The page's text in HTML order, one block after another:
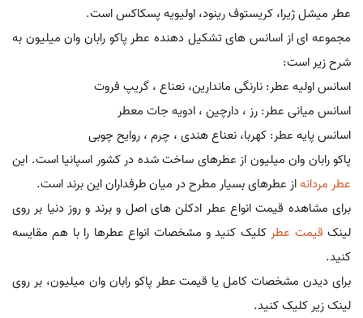
عطر میشل ژیرا، کریستوف رینود، اولیویه پسکاکس است.
مجموعه ای از اسانس های تشکیل دهنده عطر پاکو رابان وان میلیون به
شرح زیر است:
اسانس اولیه عطر: نارنگی ماندارین، نعناع ، گریپ فروت
اسانس میانی عطر: رز ، دارچین ، ادویه جات معطر
اسانس پایه عطر: کهربا، نعناع هندی ، چرم ، روایح چوبی
پاکو رابان وان میلیون از عطرهای ساخت شده در کشور اسپانیا است. این
عطر مردانهاز عطرهای بسیار مطرح در میان طرفداران این برند است.
برای مشاهده قیمت انواع عطر ادکلن های اصل و برند و روز دنیا بر روی
لینک قیمت عطر کلیک کنید و مشخصات انواع عطرها را با هم مقایسه
کنید.
برای دیدن مشخصات کامل یا قیمت عطر پاکو رابان وان میلیون، بر روی
لینک زیر کلیک کنید.